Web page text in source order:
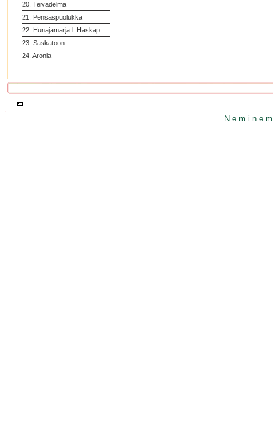
20. Teivadelma
21. Pensaspuolukka
22. Hunajamarja l. Haskap
23. Saskatoon
24. Aronia
N e m i n e